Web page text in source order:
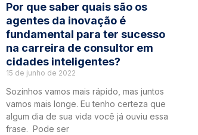
Por que saber quais são os
agentes da inovação é
fundamental para ter sucesso
na carreira de consultor em
cidades inteligentes?
15 de junho de 2022
Sozinhos vamos mais rápido, mas juntos
vamos mais longe. Eu tenho certeza que
algum dia de sua vida você já ouviu essa
frase. Pode ser